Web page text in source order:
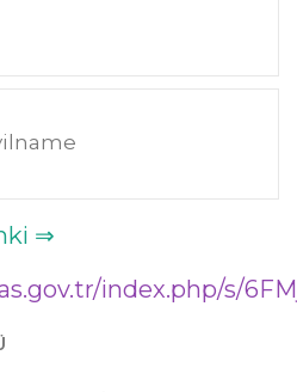
⇒
index.php/s/